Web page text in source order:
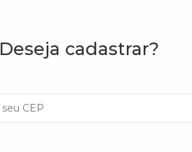
Deseja cadastrar?